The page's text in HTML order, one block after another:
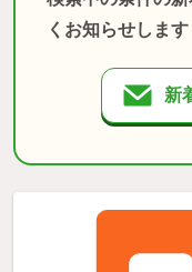
くお知らせします
新